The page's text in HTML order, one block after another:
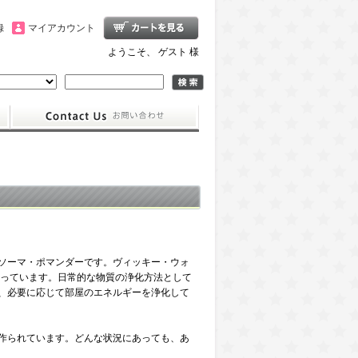
マイアカウント
ようこそ、 ゲスト 様
ーマ・ポマンダーです。ヴィッキー・ウォ
ています。日常的な物質の浄化方法として
必要に応じて部屋のエネルギーを浄化して
られています。どんな状況にあっても、あ